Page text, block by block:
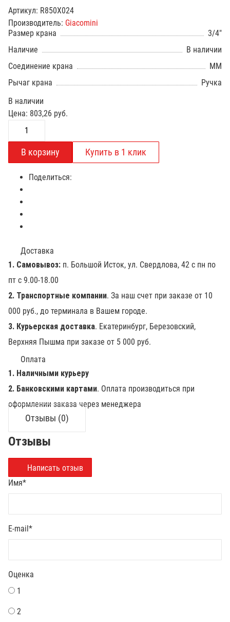
Артикул: R850X024
Производитель: Giacomini
Размер крана
3/4"
Наличие
В наличии
Соединение крана
ММ
Рычаг крана
Ручка
В наличии
Цена: 803,26 руб.
Поделиться:
Доставка
1. Самовывоз: п. Большой Исток, ул. Свердлова, 42 с пн по
пт с 9.00-18.00
2. Транспортные компании. За наш счет при заказе от 10
000 руб., до терминала в Вашем городе.
3. Курьерская доставка. Екатеринбург, Березовский,
Верхняя Пышма при заказе от 5 000 руб.
Оплата
1. Наличными курьеру
2. Банковскими картами. Оплата производиться при
оформлении заказа через менеджера
Отзывы (0)
Отзывы
Написать отзыв
Имя*
E-mail*
Оценка
1
2